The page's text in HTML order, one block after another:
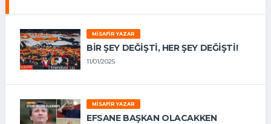
MISAFIR YAZAR
BIR ŞEY DEĞIŞTI, HER ŞEY DEĞIŞTI!
11/01/2025
MISAFIR YAZAR
EFSANE BAŞKAN OLACAKKEN